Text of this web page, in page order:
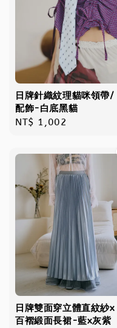
日牌針織紋理貓咪領帶/
配飾-白底黑貓
Regular
NT$ 1,002
日牌雙面穿立體直紋紗x
百褶緞面長裙-藍x灰紫